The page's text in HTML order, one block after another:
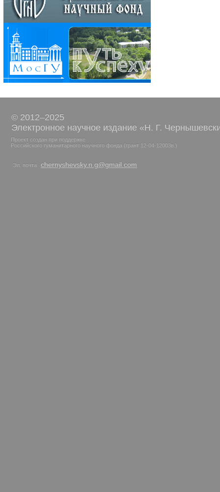
© 2012–2025
Электронное научное издание «Н. Г.
Проект создан при поддержке
Российского гуманитарного научного фонда (грант 12-04-12003в.)
Эл. почта chernyshevsky.n.g@gmail.com